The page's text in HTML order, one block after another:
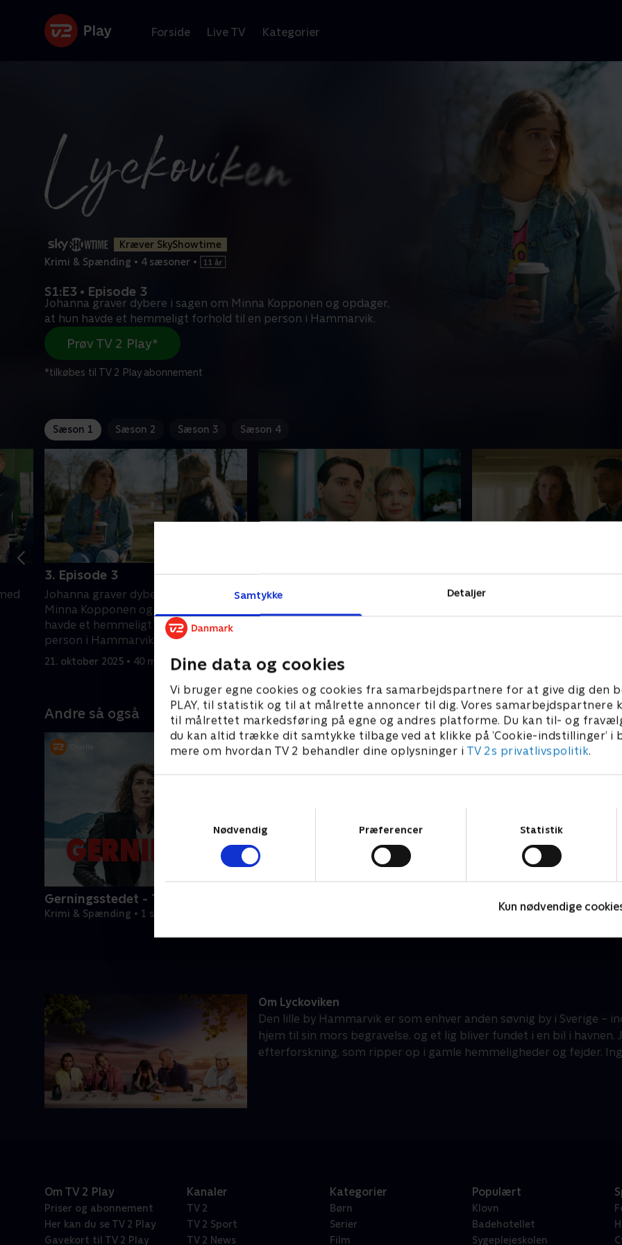
Samtykke Detaljer
Dine data og cookies
Vi bruger egne cookies og cookies fra samarbejdspartnere for at give dig den
PLAY, til statistik og til at målrette annoncer til dig. Vores samarbejdspartnere
til målrettet markedsføring på egne og andres platforme. Du kan til- og
du kan altid trække dit samtykke tilbage ved at klikke på ’Cookie-indstillinger’ i
mere om hvordan TV 2 behandler dine oplysninger i TV 2s privatlivspolitik.
Nødvendig
Præferencer Statistik
Kun nødvendige
Forside Live TV Kategorier
Kræver SkyShowtime
Krimi & Spænding • 4 sæsoner •
S1:E3 • Episode 3
Johanna graver dybere i sagen om Minna Kopponen og opdager,
at hun havde et hemmeligt forhold til en person i Hammarvik.
Prøv TV 2 Play*
*tilkøbes til TV 2 Play abonnement
Sæson 1 Sæson 2 Sæson 3 Sæson 4
3. Episode 3
Johanna graver dybere i sagen om
Minna Kopponen og opdager, at hun
havde et hemmeligt forhold til en
person i Hammarvik.
21. oktober 2025 • 40 min
4. Episode 4
Efterforskningen tager en ny
Andrés søster, Anastasia,
Andre så også
Gerningsstedet - Tatort
Krimi & Spænding • 1 sæsoner
Om Lyckoviken
Den lille by Hammarvik er som enhver anden søvnig by i Sverige –
hjem til sin mors begravelse, og et lig bliver fundet i en bil i havnen.
efterforskning, som ripper op i gamle hemmeligheder og fejder.
Om TV 2 Play
Priser og abonnement
Her kan du se TV 2 Play
Gavekort til TV 2 Play
Kanaler
TV 2
TV 2 Sport
TV 2 News
Kategorier
Børn
Serier
Film
Populært
Klovn
Badehotellet
Sygeplejeskolen